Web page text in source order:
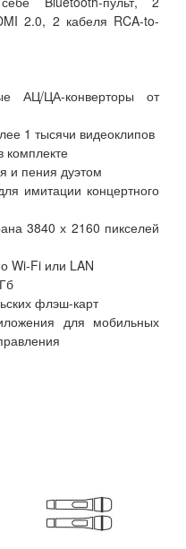
2.0, 2 кабеля RCA-to-
АЦ/ЦА-конверторы от
1 тысячи видеоклипов
и пения дуэтом
имитации концертного
3840 х 2160 пикселей
Wi-Fi или LAN
флэш-карт
для мобильных